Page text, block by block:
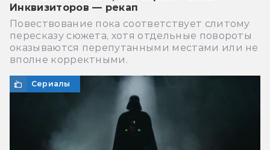
Инквизиторов — рекап
Повествование пока соответствует слитому
пересказу сюжета, хотя отдельные повороты
оказываются перепутанными местами или не
вполне корректными.
Сериалы